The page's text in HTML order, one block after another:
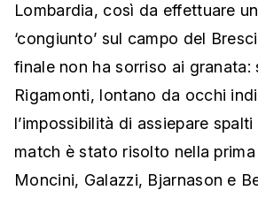
Lombardia, così da effettuare
‘congiunto’ sul campo del
finale non ha sorriso ai granata:
Rigamonti, lontano da occhi
l’impossibilità di assiepare
match è stato risolto nella prima
Moncini, Galazzi, Bjarnason e